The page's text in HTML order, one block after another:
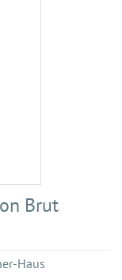
Brut
Haus